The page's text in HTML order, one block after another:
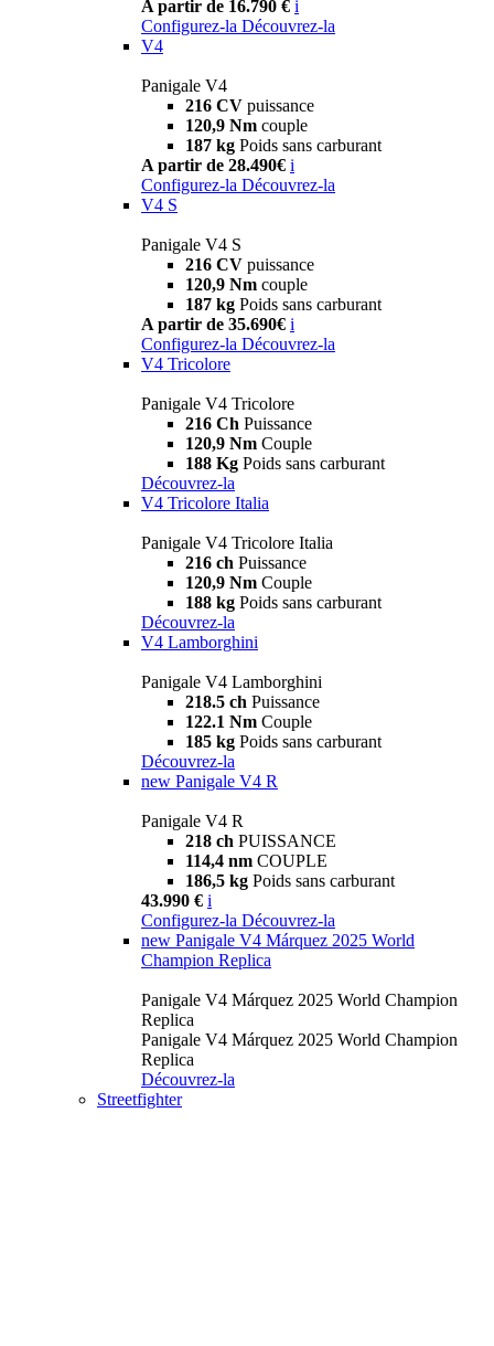
A partir de 16.790 € i
Configurez-la Découvrez-la
V4
Panigale V4
216 CV puissance
120,9 Nm couple
187 kg Poids sans carburant
A partir de 28.490€ i
Configurez-la Découvrez-la
V4 S
Panigale V4 S
216 CV puissance
120,9 Nm couple
187 kg Poids sans carburant
A partir de 35.690€ i
Configurez-la Découvrez-la
V4 Tricolore
Panigale V4 Tricolore
216 Ch Puissance
120,9 Nm Couple
188 Kg Poids sans carburant
Découvrez-la
V4 Tricolore Italia
Panigale V4 Tricolore Italia
216 ch Puissance
120,9 Nm Couple
188 kg Poids sans carburant
Découvrez-la
V4 Lamborghini
Panigale V4 Lamborghini
218.5 ch Puissance
122.1 Nm Couple
185 kg Poids sans carburant
Découvrez-la
new Panigale V4 R
Panigale V4 R
218 ch PUISSANCE
114,4 nm COUPLE
186,5 kg Poids sans carburant
43.990 € i
Configurez-la Découvrez-la
new Panigale V4 Márquez 2025 World
Champion Replica
Panigale V4 Márquez 2025 World Champion
Replica
Panigale V4 Márquez 2025 World Champion
Replica
Découvrez-la
Streetfighter